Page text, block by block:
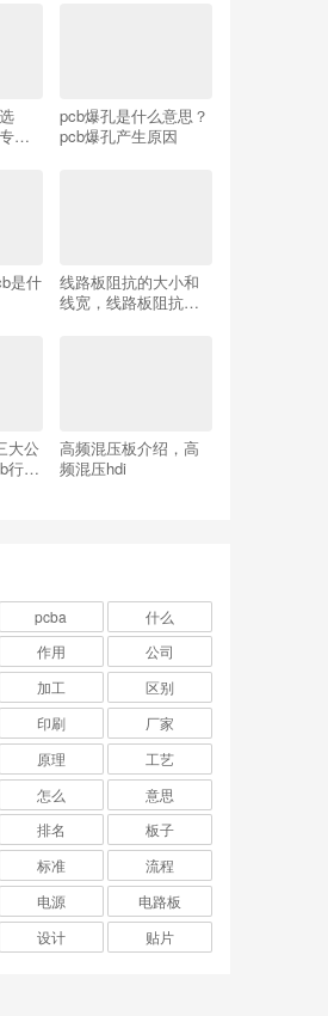
家,
pcb爆孔是什么意思？
pcb爆孔产生原因
是什
线路板阻抗的大小和
线宽，线路板阻抗大
大公
行业
高频混压板介绍，高
频混压hdi
pcba
什么
作用
公司
加工
区别
印刷
厂家
原理
工艺
怎么
意思
排名
板子
标准
流程
电源
电路板
设计 贴片